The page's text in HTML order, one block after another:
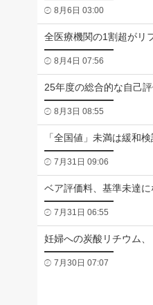
8月6日 03:00
全医療機関の1割超がリ
8月4日 07:56
25年度の総合的な自己
8月3日 08:55
「全国値」未満は緩和
7月31日 09:06
ベア評価料、基準未達
7月31日 06:55
妊婦への炭酸リチウム、
7月30日 07:07